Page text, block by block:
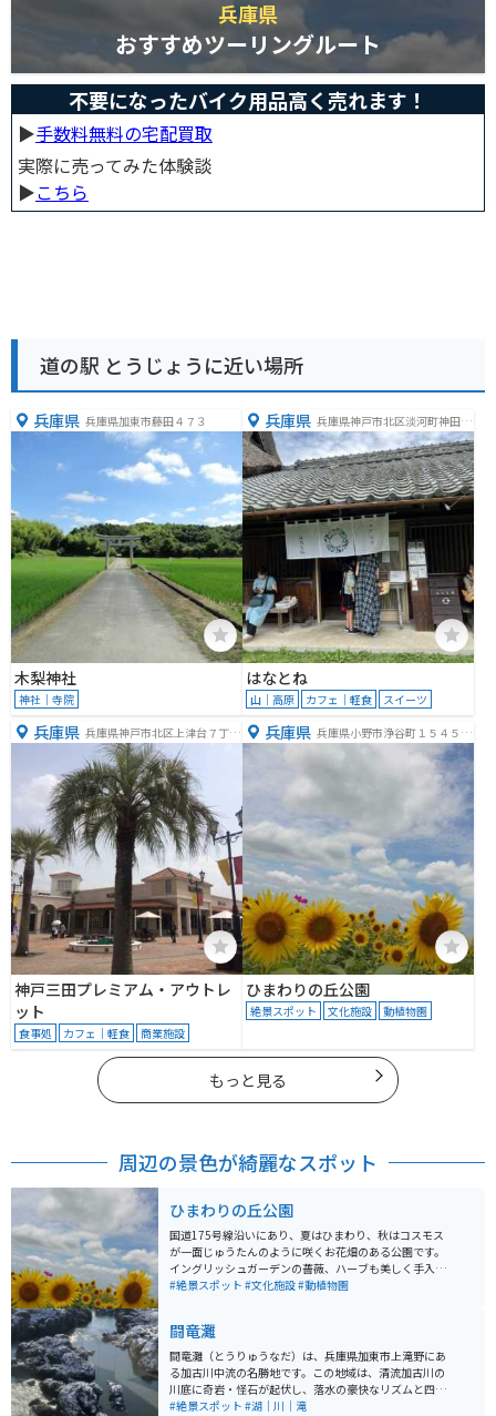
兵庫県
おすすめツーリングルート
不要になったバイク用品高く売れます！
▶︎手数料無料の宅配買取
実際に売ってみた体験談
▶︎こちら
道の駅 とうじょうに近い場所
兵庫県 兵庫県加東市藤田４７３
木梨神社
神社｜寺院
兵庫県 兵庫県神戸市北区淡河町神田１
４３−２
はなとね
山｜高原 カフェ｜軽食 スイーツ
兵庫県 兵庫県神戸市北区上津台７丁目
３−３
神戸三田プレミアム・アウトレ
ット
食事処 カフェ｜軽食 商業施設
兵庫県 兵庫県小野市浄谷町１５４５
ひまわりの丘公園
絶景スポット 文化施設 動植物園
もっと見る
周辺の景色が綺麗なスポット
ひまわりの丘公園
国道175号線沿いにあり、夏はひまわり、秋はコスモス
が一面じゅうたんのように咲くお花畑のある公園です。
イングリッシュガーデンの薔薇、ハーブも美しく手入れ
され、流れる小川、池もあります。 市民の憩いの場所に
しい牛乳・共進牧場もあります。ひまわりの丘公園は市
民の公園なので駐車場も公園への入場料も無料です。
#絶景スポット #文化施設#動植物園
闘竜灘
闘竜灘（とうりゅうなだ）は、兵庫県加東市上滝野にあ
る加古川中流の名勝地です。この地域は、清流加古川の
川底に奇岩・怪石が起伏し、落水の豪快なリズムと四季
折々の水模様が魅力的なスポットとして知られていま
#絶景スポット #湖｜川｜滝